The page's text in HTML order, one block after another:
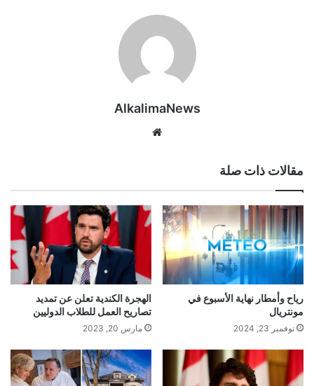
AlkalimaNews
مقالات ذات صلة
رياح وأمطار نهاية الأسبوع في
مونتريال
نوفمبر 23, 2024
الهجرة الكندية تعلن عن تمديد
تصاريح العمل للطلاب الدوليين
مارس 20, 2023